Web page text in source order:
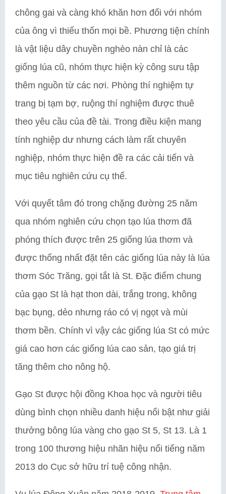
chông gai và càng khó khăn hơn đối với nhóm
của ông vì thiếu thốn mọi bề. Phương tiện chính
là vật liệu dây chuyền nghèo nàn chỉ là các
giống lúa cũ, nhóm thực hiện kỳ công sưu tập
thêm nguồn từ các nơi. Phòng thí nghiệm tự
trang bị tạm bợ, ruộng thí nghiệm được thuê
theo yêu cầu của đề tài. Trong điều kiện mang
tính nghiệp dư nhưng cách làm rất chuyên
nghiệp, nhóm thực hiện đề ra các cải tiến và
mục tiêu nghiên cứu cụ thể.
Với quyết tâm đó trong chặng đường 25 năm
qua nhóm nghiên cứu chọn tạo lúa thơm đã
phóng thích được trên 25 giống lúa thơm và
được thống nhất đặt tên các giống lúa này là lúa
thơm Sóc Trăng, gọi tắt là St. Đặc điểm chung
của gạo St là hạt thon dài, trắng trong, không
bạc bụng, dẻo nhưng ráo có vị ngọt và mùi
thơm bền. Chính vì vậy các giống lúa St có mức
giá cao hơn các giống lúa cao sản, tạo giá trị
tăng thêm cho nông hộ.
Gạo St được hội đồng Khoa học và người tiêu
dùng bình chọn nhiều danh hiệu nổi bật như giải
thưởng bông lúa vàng cho gạo St 5, St 13. Là 1
trong 100 thương hiệu nhãn hiệu nổi tiếng năm
2013 do Cục sở hữu trí tuệ công nhận.